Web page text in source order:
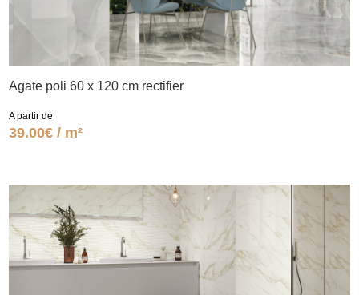
Agate poli 60 x 120 cm rectifier
A partir de
39.00€ / m²